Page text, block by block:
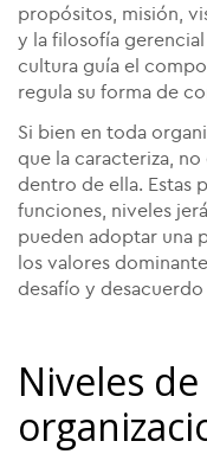
propósitos, misión,
y la filosofía
cultura guía el
regula su forma de
Si bien en toda
que la caracteriza,
dentro de ella. Estas
funciones, niveles
pueden adoptar una
los valores
desafío y
Niveles